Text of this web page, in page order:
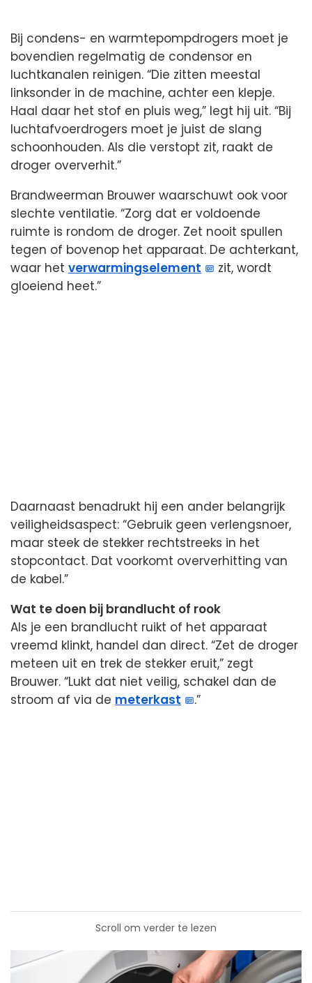
Bij condens- en warmtepompdrogers moet je
bovendien regelmatig de condensor en
luchtkanalen reinigen. “Die zitten meestal
linksonder in de machine, achter een klepje.
Haal daar het stof en pluis weg,” legt hij uit. “Bij
luchtafvoerdrogers moet je juist de slang
schoonhouden. Als die verstopt zit, raakt de
droger oververhit.”
Brandweerman Brouwer waarschuwt ook voor
slechte ventilatie. “Zorg dat er voldoende
ruimte is rondom de droger. Zet nooit spullen
tegen of bovenop het apparaat. De achterkant,
waar het verwarmingselement
zit, wordt
gloeiend heet.”
Daarnaast benadrukt hij een ander belangrijk
veiligheidsaspect: “Gebruik geen verlengsnoer,
maar steek de stekker rechtstreeks in het
stopcontact. Dat voorkomt oververhitting van
de kabel.”
Wat te doen bij brandlucht of rook
Als je een brandlucht ruikt of het apparaat
vreemd klinkt, handel dan direct. “Zet de droger
meteen uit en trek de stekker eruit,” zegt
Brouwer. “Lukt dat niet veilig, schakel dan de
stroom af via de meterkast .”
Scroll om verder te lezen